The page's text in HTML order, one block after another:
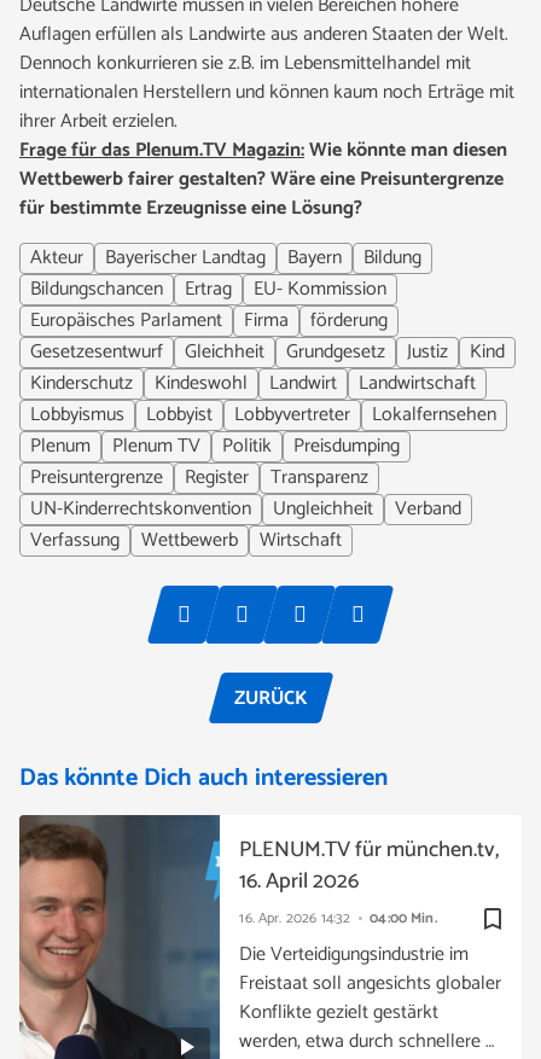
Auflagen erfüllen als Landwirte aus anderen Staaten der Welt.
Dennoch konkurrieren sie z.B. im Lebensmittelhandel mit
internationalen Herstellern und können kaum noch Erträge mit
ihrer Arbeit erzielen.
Frage für das Plenum.TV Magazin:Wie könnte man diesen
Wettbewerb fairer gestalten? Wäre eine Preisuntergrenze
für bestimmte Erzeugnisse eine Lösung?
Akteur
Bayerischer Landtag Bayern
Bildung
Bildungschancen
Ertrag
EU- Kommission
Europäisches Parlament
Firma
förderung
Gesetzesentwurf
Gleichheit Grundgesetz Justiz
Kind
Kinderschutz
Kindeswohl Landwirt
Landwirtschaft
Lobbyismus
Lobbyist Lobbyvertreter
Lokalfernsehen
Plenum
Plenum TV Politik
Preisdumping
Preisuntergrenze
Register
Transparenz
UN-Kinderrechtskonvention
Ungleichheit
Verband
Verfassung
Wettbewerb Wirtschaft
ZURÜCK
Das könnte Dich auch interessieren
bookmark_border
16. Apr. 2026 14:32 04:00 Min.
PLENUM.TV für münchen.tv,
16. April 2026
Die Verteidigungsindustrie im
Freistaat soll angesichts globaler
Konflikte gezielt gestärkt
werden, etwa durch schnellere …